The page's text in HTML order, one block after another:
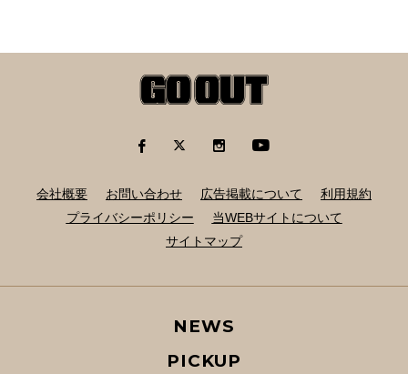
会社概要 お問い合わせ 広告掲載について
利用規約
プライバシーポリシー
当WEBサイトについて
サイトマップ
NEWS
PICKUP